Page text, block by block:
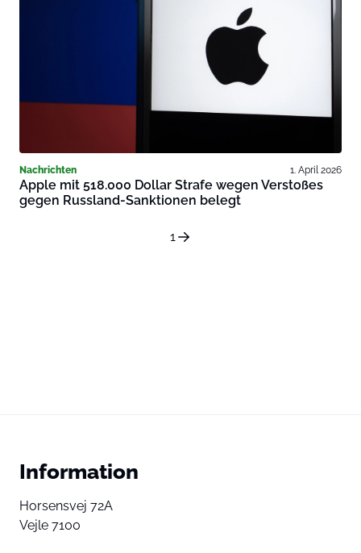
Nachrichten 1. April 2026
Apple mit 518.000 Dollar Strafe wegen Verstoßes
gegen Russland-Sanktionen belegt
1
Information
Horsensvej 72A
Vejle 7100